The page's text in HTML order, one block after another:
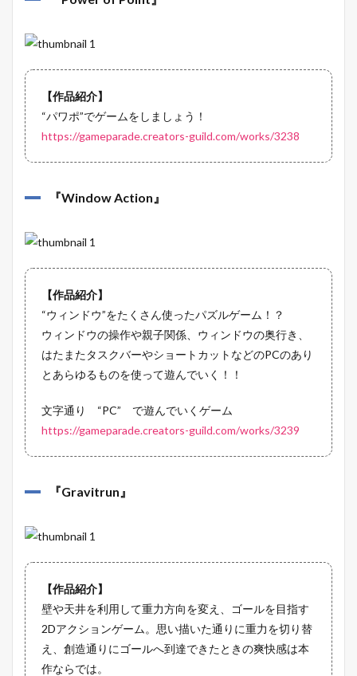
【作品紹介】
“パワポ”でゲームをしましょう！
https://gameparade.creators-guild.com/works/3238
『Window Action 』
【作品紹介】
“ウィンドウ”をたくさん使ったパズルゲーム！？
ウィンドウの操作や親子関係、ウィンドウの奥行き、
はたまたタスクバーやショートカットなどのPCのあり
とあらゆるものを使って遊んでいく！！
文字通り “PC” で遊んでいくゲーム
https://gameparade.creators-guild.com/works/3239
『Gravitrun 』
【作品紹介】
壁や天井を利用して重力方向を変え、ゴールを目指す
2Dアクションゲーム。思い描いた通りに重力を切り替
え、創造通りにゴールへ到達できたときの爽快感は本
作ならでは。